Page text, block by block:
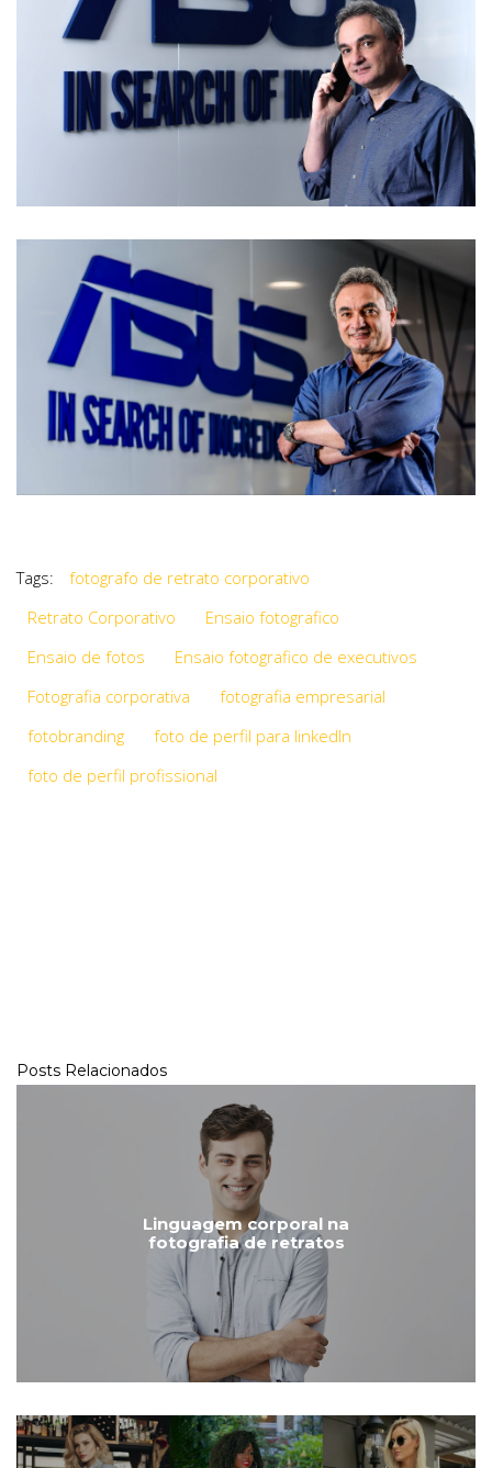
Tags:
fotografo de retrato corporativo
Retrato Corporativo
Ensaio fotografico
Ensaio de fotos
Ensaio fotografico de executivos
Fotografia corporativa
fotografia empresarial
fotobranding
foto de perfil para linkedIn
foto de perfil profissional
Posts Relacionados
Linguagem corporal na
fotografia de retratos